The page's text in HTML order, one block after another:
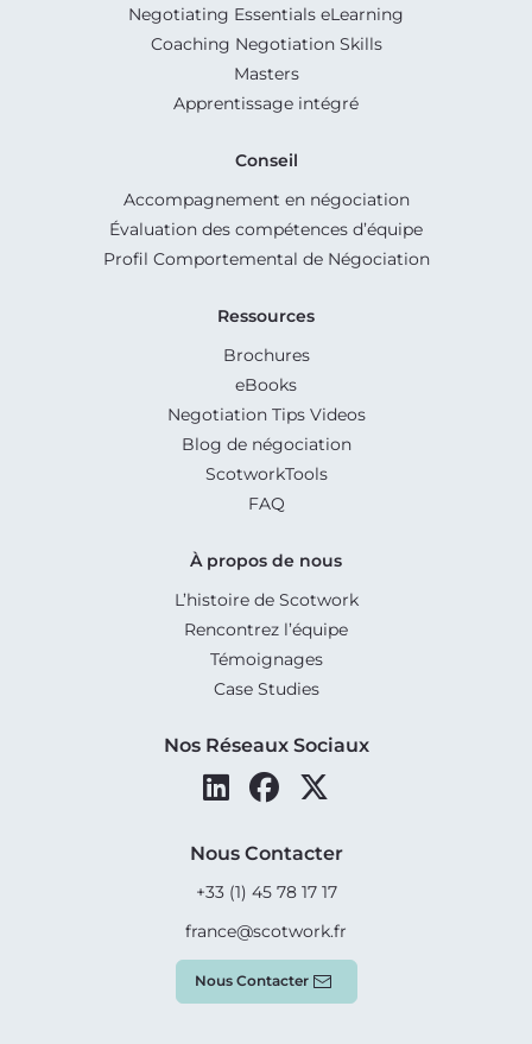
Negotiating Essentials eLearning
Coaching Negotiation Skills
Masters
Apprentissage intégré
Conseil
Accompagnement en négociation
Évaluation des compétences d’équipe
Profil Comportemental de Négociation
Ressources
Brochures
eBooks
Negotiation Tips Videos
Blog de négociation
ScotworkTools
FAQ
À propos de nous
L’histoire de Scotwork
Rencontrez l’équipe
Témoignages
Case Studies
Nos Réseaux Sociaux
Nous Contacter
+33 (1) 45 78 17 17
france@scotwork.fr
Nous Contacter